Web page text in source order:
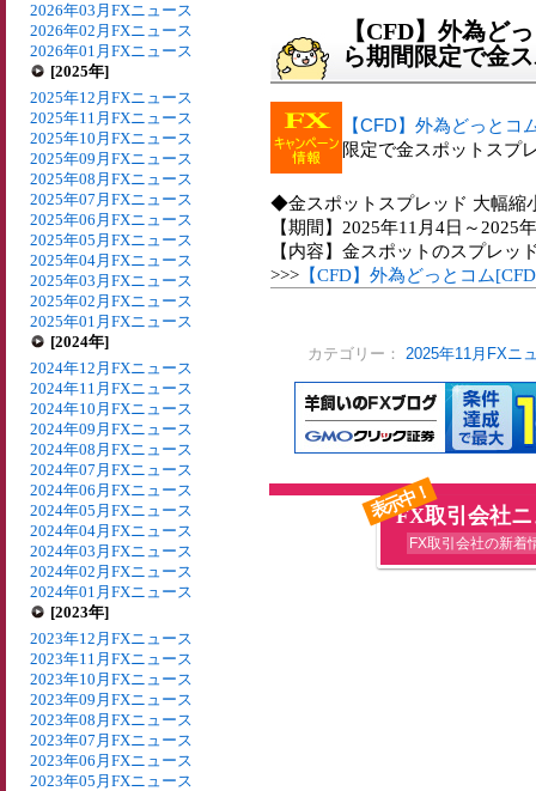
2026年03月FXニュース
2026年02月FXニュース
2026年01月FXニュース
[2025年]
2025年12月FXニュース
2025年11月FXニュース
2025年10月FXニュース
2025年09月FXニュース
2025年08月FXニュース
2025年07月FXニュース
2025年06月FXニュース
2025年05月FXニュース
2025年04月FXニュース
2025年03月FXニュース
2025年02月FXニュース
2025年01月FXニュース
[2024年]
2024年12月FXニュース
2024年11月FXニュース
2024年10月FXニュース
2024年09月FXニュース
2024年08月FXニュース
2024年07月FXニュース
2024年06月FXニュース
2024年05月FXニュース
2024年04月FXニュース
2024年03月FXニュース
2024年02月FXニュース
2024年01月FXニュース
[2023年]
2023年12月FXニュース
2023年11月FXニュース
2023年10月FXニュース
2023年09月FXニュース
2023年08月FXニュース
2023年07月FXニュース
2023年06月FXニュース
2023年05月FXニュース
【CFD】外為ど
ら期間限定で金
【CFD】外為どっとコ
限定で金スポットスプ
◆金スポットスプレッド 大幅縮
【期間】2025年11月4日～2025
【内容】金スポットのスプレ
>>> 【CFD】外為どっとコム
カテゴリー： 2025年11月FXニ
表示中！
FX取引会社
FX取引会社の新着